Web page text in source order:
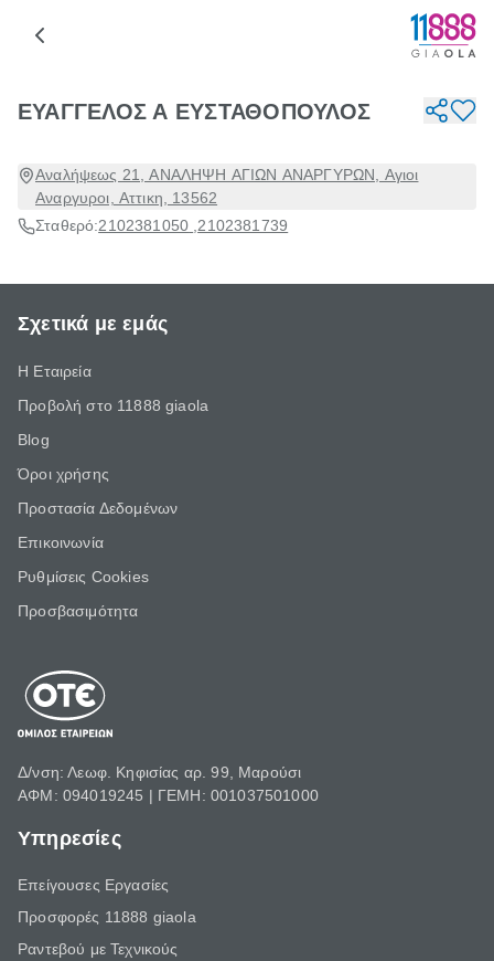
ΕΥΑΓΓΕΛΟΣ Α ΕΥΣΤΑΘΟΠΟΥΛΟΣ
Αναλήψεως 21, ΑΝΑΛΗΨΗ ΑΓΙΩΝ ΑΝΑΡΓΥΡΩΝ, Αγιοι
Αναργυροι, Αττικη, 13562
Σταθερό:2102381050 2102381739
Σχετικά με εμάς
Η Εταιρεία
Προβολή στο 11888 giaola
Blog
Όροι χρήσης
Προστασία Δεδομένων
Επικοινωνία
Ρυθμίσεις Cookies
Προσβασιμότητα
Δ/νση: Λεωφ. Κηφισίας αρ. 99, Μαρούσι
ΑΦΜ: 094019245 | ΓΕΜΗ: 001037501000
Υπηρεσίες
Επείγουσες Εργασίες
Προσφορές 11888 giaola
Ραντεβού με Τεχνικούς